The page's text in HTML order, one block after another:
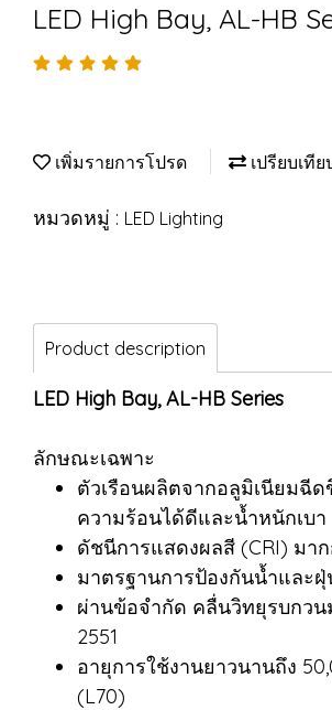
LED High Bay, AL-HB
เพิ่มรายการโปรด เปรียบเทีย
หมวดหมู่ : LED Lighting
Product description
LED High Bay, AL-HB Series
ลักษณะเฉพาะ
ตัวเรือนผลิตจากอลูมิเนียมฉีด
ความร้อนได้ดีและน้ำหนักเบา
ดัชนีการแสดงผลสี (CRI) มาก
มาตรฐานการป้องกันน้ำและฝุ่
ผ่านข้อจำกัด คลื่นวิทยุรบกวน
2551
อายุการใช้งานยาวนานถึง
(L70)